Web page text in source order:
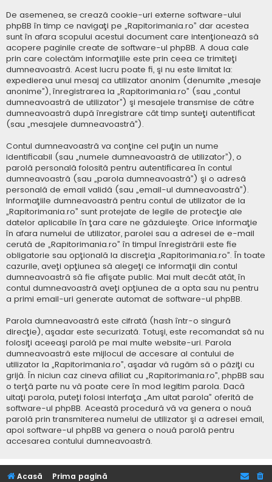
De asemenea, se crează cookie-uri externe software-ului
phpBB în timp ce navigaţi pe „Rapitorimania.ro” dar acestea
sunt în afara scopului acestui document care intenţionează să
acopere paginile create de software-ul phpBB. A doua cale
prin care colectăm informaţiile este prin ceea ce trimiteţi
dumneavoastră. Acest lucru poate fi, şi nu este limitat la:
expedierea unui mesaj ca utilizator anonim (denumite „mesaje
anonime”), înregistrarea la „Rapitorimania.ro” (sau „contul
dumneavoastră de utilizator”) şi mesajele transmise de către
dumneavoastră după înregistrare cât timp sunteţi autentificat
(sau „mesajele dumneavoastră”).
Contul dumneavoastră va conţine cel puţin un nume
identificabil (sau „numele dumneavoastră de utilizator”), o
parolă personală folosită pentru autentificarea în contul
dumneavoastră (sau „parola dumneavoastră”) şi o adresă
personală de email validă (sau „email-ul dumneavoastră”).
Informaţiile dumneavoastră pentru contul de utilizator de la
„Rapitorimania.ro” sunt protejate de legile de protecţie ale
datelor aplicabile în ţara care ne găzduieşte. Orice informaţie
în afara numelui de utilizator, parolei sau a adresei de e-mail
cerută de „Rapitorimania.ro” în timpul înregistrării este fie
obligatorie sau opţională la discreţia „Rapitorimania.ro”. În toate
cazurile, aveţi opţiunea să alegeţi ce informaţii din contul
dumneavoastră să fie afişate public. Mai mult decât atât, în
contul dumneavoastră aveţi opţiunea de a opta sau nu pentru
a primi email-uri generate automat de software-ul phpBB.
Parola dumneavoastră este cifrată (hash într-o singură
direcţie), aşadar este securizată. Totuşi, este recomandat să nu
folosiţi aceeaşi parolă pe mai multe website-uri. Parola
dumneavoastră este mijlocul de accesare al contului de
utilizator la „Rapitorimania.ro”, aşadar vă rugăm să o păziţi cu
grijă. În niciun caz cineva afiliat cu „Rapitorimania.ro”, phpBB sau
o terţă parte nu vă poate cere în mod legitim parola. Dacă
uitaţi parola, puteţi folosi interfaţa „Am uitat parola” oferită de
software-ul phpBB. Această procedură vă va genera o nouă
parolă prin transmiterea numelui de utilizator şi a adresei email,
apoi software-ul phpBB va genera o nouă parolă pentru
accesarea contului dumneavoastră.
Acasă Prima pagină